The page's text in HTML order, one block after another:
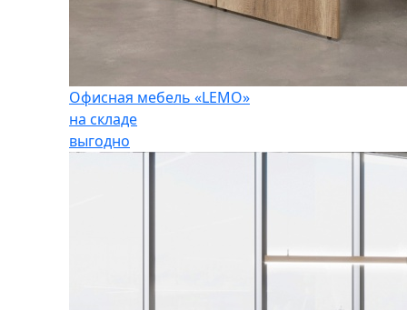
Офисная мебель «LEMO»
на складе
выгодно